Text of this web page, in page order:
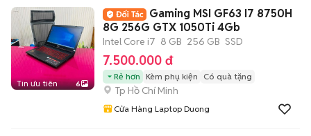
Tin ưu tiên 6
Gaming MSI GF63 I7 8750H
8G 256G GTX 1050Ti 4Gb
Intel Core i7 8 GB 256 GB SSD
7.500.000 đ
Rẻ hơn Kèm phụ kiện Có quà tặng
Tp Hồ Chí Minh
Cửa Hàng Laptop Duong